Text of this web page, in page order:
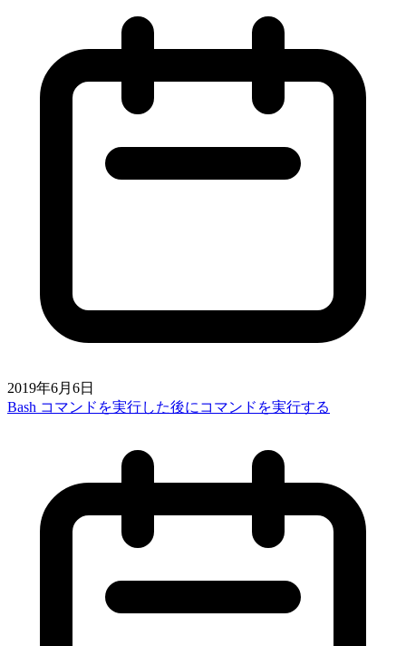
2019年6月6日
Bash コマンドを実行した後にコマンドを実行する